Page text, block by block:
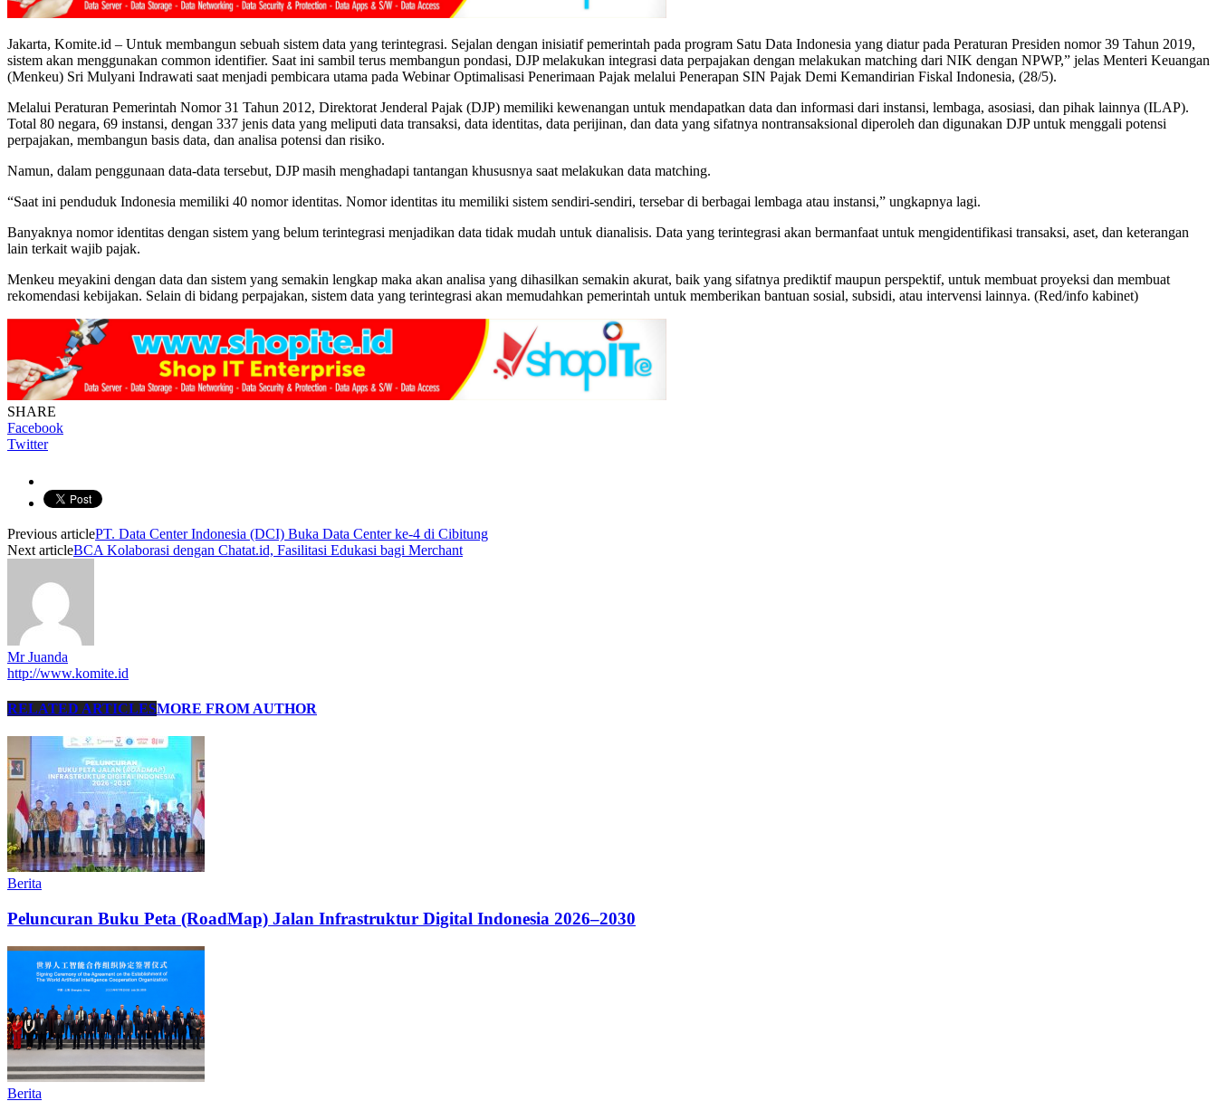
Jakarta, Komite.id – Untuk membangun sebuah sistem data yang terintegrasi. Sejalan dengan inisiatif pemerintah pada program Satu Data Indonesia yang diatur pada Peraturan Presiden nomor 39 Tahun 2019,
sistem akan menggunakan common identifier. Saat ini sambil terus membangun pondasi, DJP melakukan integrasi data perpajakan dengan melakukan matching dari NIK dengan NPWP,” jelas Menteri Keuangan
(Menkeu) Sri Mulyani Indrawati saat menjadi pembicara utama pada Webinar Optimalisasi Penerimaan Pajak melalui Penerapan SIN Pajak Demi Kemandirian Fiskal Indonesia, (28/5).
Melalui Peraturan Pemerintah Nomor 31 Tahun 2012, Direktorat Jenderal Pajak (DJP) memiliki kewenangan untuk mendapatkan data dan informasi dari instansi, lembaga, asosiasi, dan pihak lainnya (ILAP).
Total 80 negara, 69 instansi, dengan 337 jenis data yang meliputi data transaksi, data identitas, data perijinan, dan data yang sifatnya nontransaksional diperoleh dan digunakan DJP untuk menggali potensi
perpajakan, membangun basis data, dan analisa potensi dan risiko.
Namun, dalam penggunaan data-data tersebut, DJP masih menghadapi tantangan khususnya saat melakukan data matching.
“Saat ini penduduk Indonesia memiliki 40 nomor identitas. Nomor identitas itu memiliki sistem sendiri-sendiri, tersebar di berbagai lembaga atau instansi,” ungkapnya lagi.
Banyaknya nomor identitas dengan sistem yang belum terintegrasi menjadikan data tidak mudah untuk dianalisis. Data yang terintegrasi akan bermanfaat untuk mengidentifikasi transaksi, aset, dan keterangan
lain terkait wajib pajak.
Menkeu meyakini dengan data dan sistem yang semakin lengkap maka akan analisa yang dihasilkan semakin akurat, baik yang sifatnya prediktif maupun perspektif, untuk membuat proyeksi dan membuat
rekomendasi kebijakan. Selain di bidang perpajakan, sistem data yang terintegrasi akan memudahkan pemerintah untuk memberikan bantuan sosial, subsidi, atau intervensi lainnya. (Red/info kabinet)
SHARE
Facebook
Twitter
Previous articlePT. Data Center Indonesia (DCI) Buka Data Center ke-4 di Cibitung
Next articleBCA Kolaborasi dengan Chatat.id, Fasilitasi Edukasi bagi Merchant
Mr Juanda
http://www.komite.id
RELATED ARTICLESMORE FROM AUTHOR
Berita
Peluncuran Buku Peta (RoadMap) Jalan Infrastruktur Digital Indonesia 2026–2030
Berita